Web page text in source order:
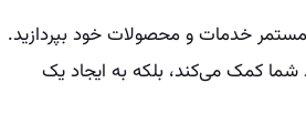
مستمر خدمات و محصولات خود بپردازید.
شما کمک می‌کند، بلکه به ایجاد یک